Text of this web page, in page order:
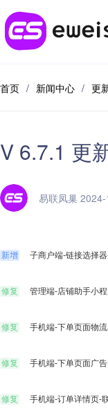
超
解
e闪
积
新人专区
供应链
省钱好物
易宝分账
e闪趣直
易宝支付
帮助中
开放平
首页 / 新闻中心 / 更
V 6.7.1 更
易联凤巢
新增 子商户端-链接选择
修复 管理端-店铺助手小
修复 手机端-下单页面物
修复 手机端-下单页面广
修复 手机端-订单详情页-